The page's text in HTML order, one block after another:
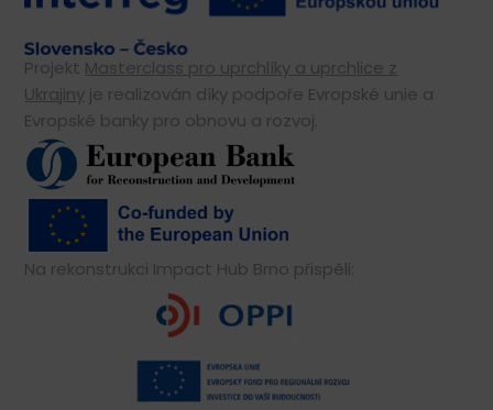
Projekt Masterclass pro uprchlíky a uprchlice z
Ukrajiny je realizován díky podpoře Evropské unie a
Evropské banky pro obnovu a rozvoj.
Na rekonstrukci Impact Hub Brno přispěli: